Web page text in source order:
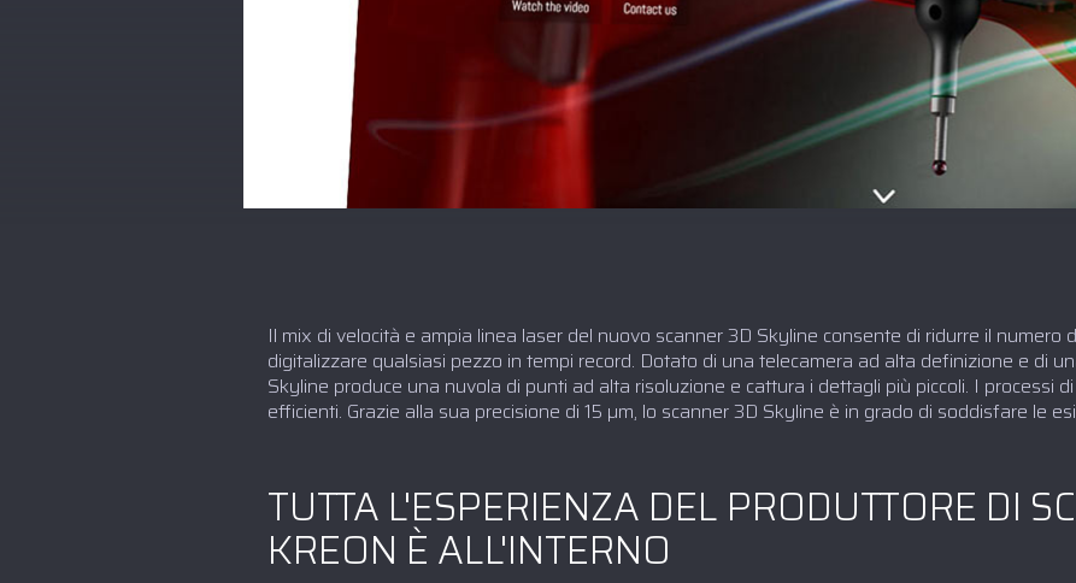
Il mix di velocità e ampia linea laser del nuovo scanner 3D Skyline consente di ridurre il numero
digitalizzare qualsiasi pezzo in tempi record. Dotato di una telecamera ad alta definizione e di
Skyline produce una nuvola di punti ad alta risoluzione e cattura i dettagli più piccoli. I processi
efficienti. Grazie alla sua precisione di 15 µm, lo scanner 3D Skyline è in grado di soddisfare le
TUTTA L'ESPERIENZA DEL PRODUTTORE DI
KREON È ALL'INTERNO